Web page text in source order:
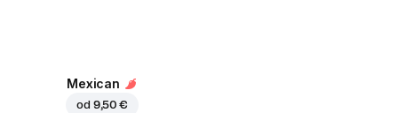
Mexican
od 9,50 €